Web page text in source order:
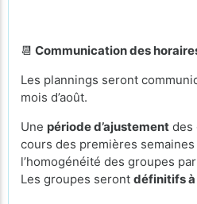
📆 Communication des
Les plannings seront
mois d’août.
Une période d’ajustement des
cours des premières semaines
l’homogénéité des groupes
Les groupes seront définitifs